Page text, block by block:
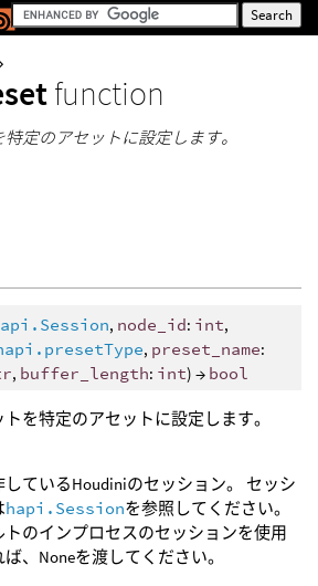
function
定のアセットに設定します。
, node_id: int,
, preset_name:
, buffer_length: int) → bool
を特定のアセットに設定します。
ているHoudiniのセッション。 セッシ
hapi.Sessionを参照してください。
のインプロセスのセッションを使用
、Noneを渡してください。